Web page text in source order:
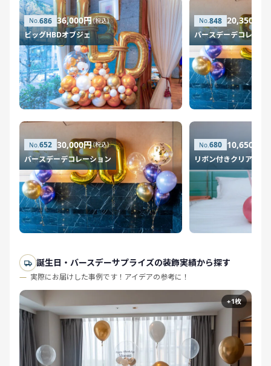
686 36,000円(税込)
ビッグHBDオブジェ
652 30,000円(税込)
バースデーデコレーション
848 20,350円
バースデーデコレーシ
680 10,650円
リボン付きクリアバル
誕生日・バースデーサプライズの装飾実績から探す
実際にお届けした事例です！アイデアの参考に！
+1枚